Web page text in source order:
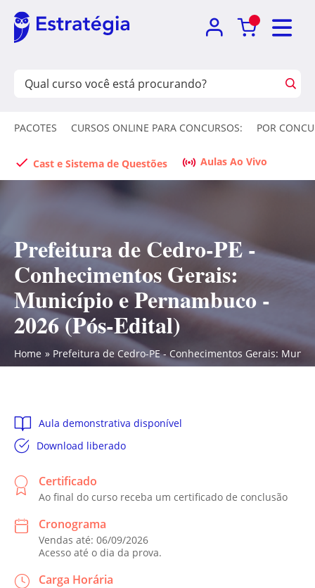
PACOTES CURSOS ONLINE PARA CONCURSOS: POR
Cast e Sistema de Questões Aulas Ao Vivo
Prefeitura de Cedro-PE -
Conhecimentos Gerais:
Município e Pernambuco -
2026 (Pós-Edital)
Home Prefeitura de Cedro-PE - Conhecimentos Gerais:
Aula demonstrativa disponível
Download liberado
Certificado
Ao final do curso receba um certificado de conclusão
Cronograma
Vendas até: 06/09/2026
Acesso até o dia da prova.
Carga Horária